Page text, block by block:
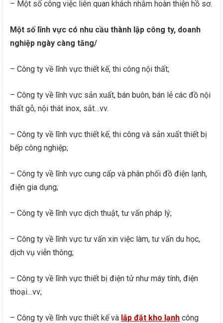
– Một số công việc liên quan khách nhằm hoàn thiện hồ sơ.
Một số lĩnh vực có nhu cầu thành lập công ty, doanh
nghiệp ngày càng tăng/
– Công ty về lĩnh vực thiết kế, thi công nội thất;
– Công ty về lĩnh vực sản xuất, bán buôn, bán lẻ các đồ nội
thất gỗ, nội thát inox, sắt…vv.
– Công ty về lĩnh vực thiết kế, thi công và sản xuất thiết bị
bếp công nghiệp;
– Công ty về lĩnh vực cung cấp và phân phối đồ điện lạnh,
điện gia dụng;
– Công ty về lĩnh vực dịch thuật, tư vấn pháp lý;
– Công ty về lĩnh vực tư vấn xin việc làm, tư vấn du học,
dịch vụ viễn thông;
– Công ty về lĩnh vực thiết bị điện tử như máy tính, điện
thoại…vv;
– Công ty về lĩnh vực thiết kế và lắp đặt kho lạnh công